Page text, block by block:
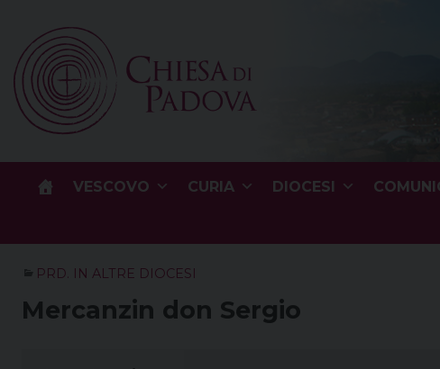
content
VESCOVO CURIA DIOCESI
PRD. IN ALTRE DIOCESI
Mercanzin don Sergio